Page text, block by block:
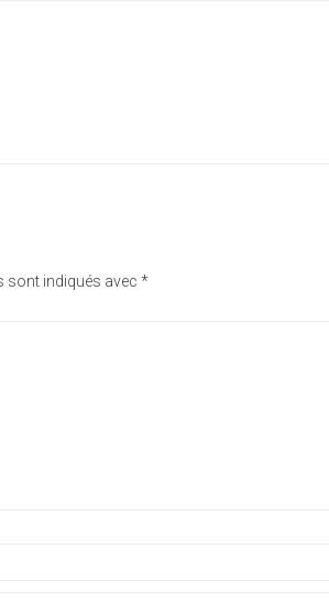
sont indiqués avec *